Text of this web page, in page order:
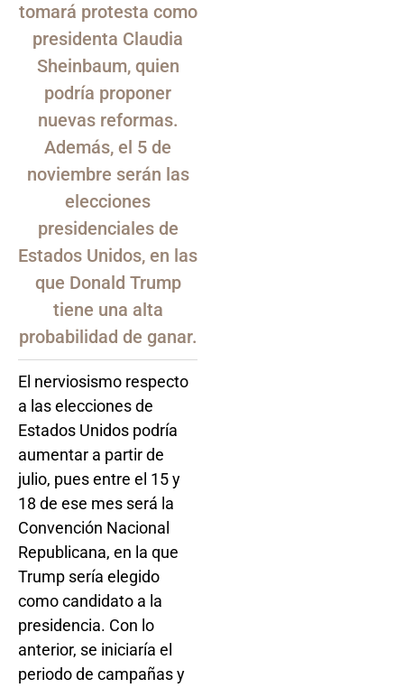
tomará protesta como
presidenta Claudia
Sheinbaum, quien
podría proponer
nuevas reformas.
Además, el 5 de
noviembre serán las
elecciones
presidenciales de
Estados Unidos, en las
que Donald Trump
tiene una alta
probabilidad de ganar.
El nerviosismo respecto
a las elecciones de
Estados Unidos podría
aumentar a partir de
julio, pues entre el 15 y
18 de ese mes será la
Convención Nacional
Republicana, en la que
Trump sería elegido
como candidato a la
presidencia. Con lo
anterior, se iniciaría el
periodo de campañas y